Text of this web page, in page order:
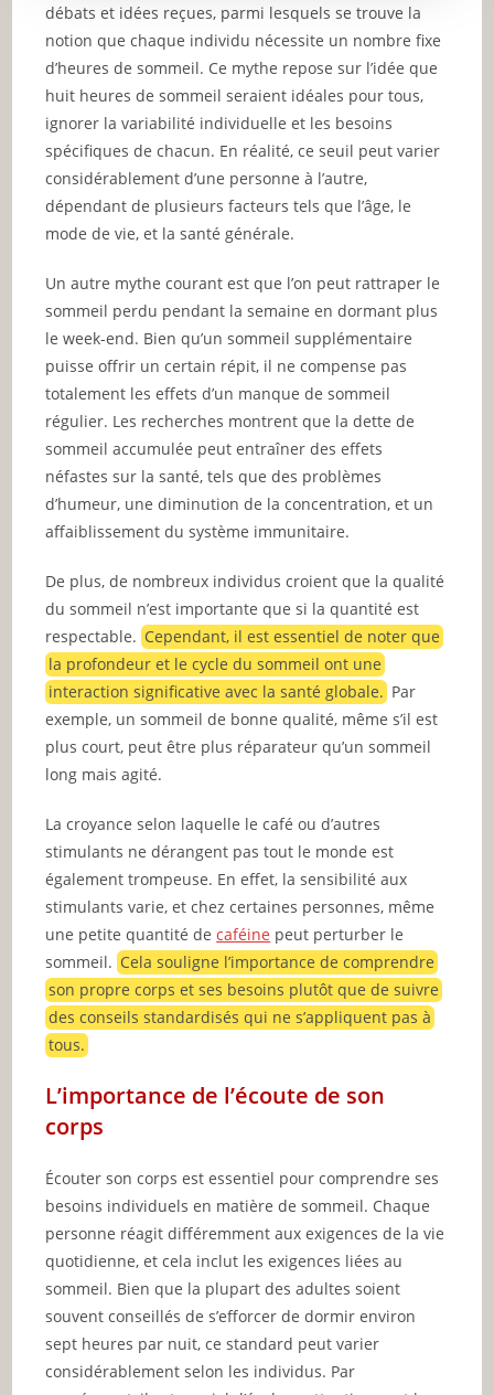
débats et idées reçues, parmi lesquels se trouve la
notion que chaque individu nécessite un nombre fixe
d’heures de sommeil. Ce mythe repose sur l’idée que
huit heures de sommeil seraient idéales pour tous,
ignorer la variabilité individuelle et les besoins
spécifiques de chacun. En réalité, ce seuil peut varier
considérablement d’une personne à l’autre,
dépendant de plusieurs facteurs tels que l’âge, le
mode de vie, et la santé générale.
Un autre mythe courant est que l’on peut rattraper le
sommeil perdu pendant la semaine en dormant plus
le week-end. Bien qu’un sommeil supplémentaire
puisse offrir un certain répit, il ne compense pas
totalement les effets d’un manque de sommeil
régulier. Les recherches montrent que la dette de
sommeil accumulée peut entraîner des effets
néfastes sur la santé, tels que des problèmes
d’humeur, une diminution de la concentration, et un
affaiblissement du système immunitaire.
De plus, de nombreux individus croient que la qualité
du sommeil n’est importante que si la quantité est
respectable.Cependant, il est essentiel de noter que
la profondeur et le cycle du sommeil ont une
interaction significative avec la santé globale. Par
exemple, un sommeil de bonne qualité, même s’il est
plus court, peut être plus réparateur qu’un sommeil
long mais agité.
La croyance selon laquelle le café ou d’autres
stimulants ne dérangent pas tout le monde est
également trompeuse. En effet, la sensibilité aux
stimulants varie, et chez certaines personnes, même
une petite quantité decaféine peut perturber le
sommeil.Cela souligne l’importance de comprendre
son propre corps et ses besoins plutôt que de suivre
des conseils standardisés qui ne s’appliquent pas à
tous.
L’importance de l’écoute de son
corps
Écouter son corps est essentiel pour comprendre ses
besoins individuels en matière de sommeil. Chaque
personne réagit différemment aux exigences de la vie
quotidienne, et cela inclut les exigences liées au
sommeil. Bien que la plupart des adultes soient
souvent conseillés de s’efforcer de dormir environ
sept heures par nuit, ce standard peut varier
considérablement selon les individus. Par